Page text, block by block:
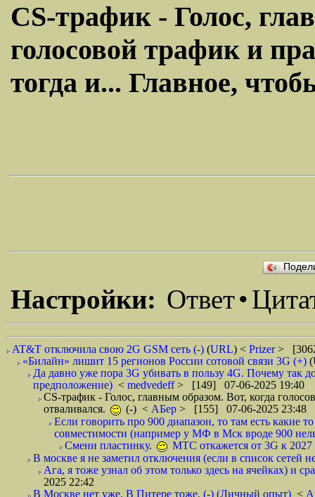
CS-трафик - Голос,
голосовой трафик и
тогда и... Главное,
Настройки: Ответ•
AT&T отключила свою 2G GSM сеть (-) (URL) < Prizer>
«Билайн» лишит 15 регионов России сотовой связи 3G (+) (
Да давно уже пора 3G убивать в пользу 4G. Почему так
предположение) < medvedeff> [149] 07-06-2025 19:40
CS-трафик - Голос, главным образом. Вот, когда
отваливался.
(-) < АБер > [155] 07-06-2025 23:48
Если говорить про 900 диапазон, то там есть
совместимости (например у МФ в Мск вроде 900
Смени пластинку.
МТС откажется от 3G к 2027
В москве я не заметил отключения (если в список сетей
Ага, я тоже узнал об этом только здесь на ячейках) и
2025 22:42
В Москве нет уже. В Питере тоже. (-) (Личный опыт) <